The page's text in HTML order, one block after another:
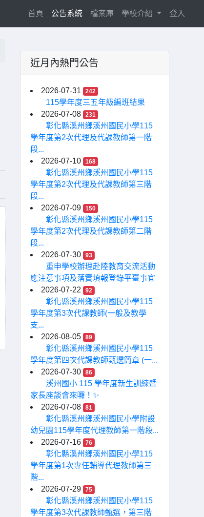
首頁 (current)
公告系統 檔案庫 學校介紹 登入
近月內熱門公告
2026-07-31 242
115學年度三五年級編班結果
2026-07-08
231
彰化縣溪州鄉溪州國民小學115
學年度第2次代理及代課教師第一階
段...
2026-07-10
168
彰化縣溪州鄉溪州國民小學115
學年度第2次代理及代課教師第三階
段...
2026-07-09
150
彰化縣溪州鄉溪州國民小學115
學年度第2次代理及代課教師第二階
段...
2026-07-30
93
重申學校辦理赴陸教育交流活動
應注意事項及落實填報登錄平臺事宜
2026-07-22
92
彰化縣溪州鄉溪州國民小學115
學年度第3次代課教師(一般及教學
支...
2026-08-05
89
彰化縣溪州鄉溪州國民小學115
學年度第四次代課教師甄選簡章 (一...
2026-07-30
86
溪州國小 115 學年度新生訓練暨
家長座談會來囉！✨
2026-07-08
81
彰化縣溪州鄉溪州國民小學附設
幼兒園115學年度代理教師第一階段...
2026-07-16
76
彰化縣溪州鄉溪州國民小學115
學年度第1次專任輔導代理教師第三
階...
2026-07-29
75
彰化縣溪州鄉溪州國民小學115
學年度第3次代課教師甄選，第三階